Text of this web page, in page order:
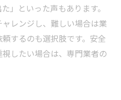
」といった声もあります。
レンジし、難しい場合は業
するのも選択肢です。安全
したい場合は、専門業者の